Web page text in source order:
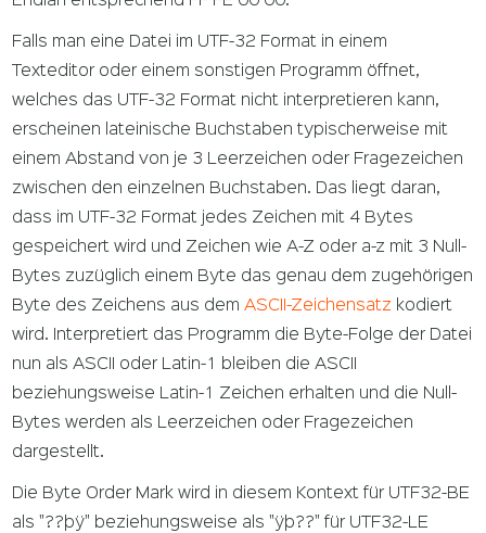
Falls man eine Datei im UTF-32 Format in einem
Texteditor oder einem sonstigen Programm öffnet,
welches das UTF-32 Format nicht interpretieren kann,
erscheinen lateinische Buchstaben typischerweise mit
einem Abstand von je 3 Leerzeichen oder Fragezeichen
zwischen den einzelnen Buchstaben. Das liegt daran,
dass im UTF-32 Format jedes Zeichen mit 4 Bytes
gespeichert wird und Zeichen wie A-Z oder a-z mit 3 Null-
Bytes zuzüglich einem Byte das genau dem zugehörigen
Byte des Zeichens aus demASCII-Zeichensatz kodiert
wird. Interpretiert das Programm die Byte-Folge der Datei
nun als ASCII oder Latin-1 bleiben die ASCII
beziehungsweise Latin-1 Zeichen erhalten und die Null-
Bytes werden als Leerzeichen oder Fragezeichen
dargestellt.
Die Byte Order Mark wird in diesem Kontext für UTF32-BE
als "??þÿ" beziehungsweise als "ÿþ??" für UTF32-LE